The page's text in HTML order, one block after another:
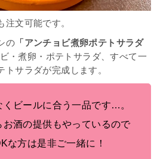
注文可能です。
の 「アンチョビ煮卵ポテトサラダ
・煮卵・ポテトサラダ、すべて一
サラダが完成します。
くビールに合う一品です…。
お酒の提供もやっているので
な方は是非ご一緒に！